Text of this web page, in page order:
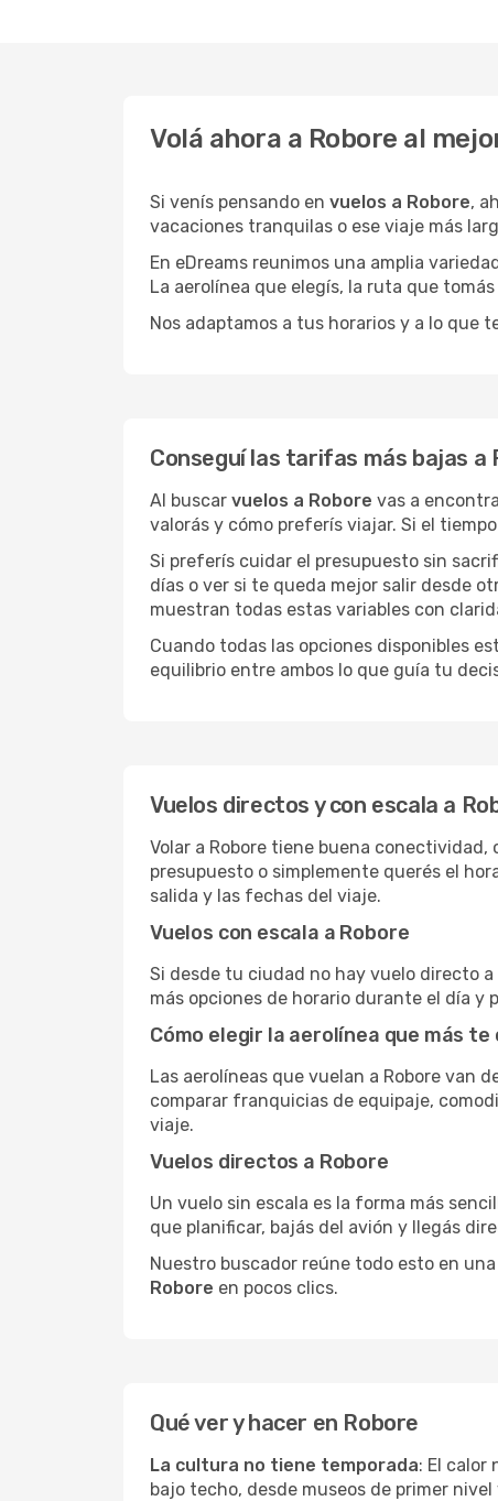
Volá ahora a Robore al
Si venís pensando en vuelos a Robore,
vacaciones tranquilas o ese viaje más
En eDreams reunimos una amplia
La aerolínea que elegís, la ruta que
Nos adaptamos a tus horarios y a lo que
Conseguí las tarifas más bajas a
Al buscar vuelos a Robore vas a
valorás y cómo preferís viajar. Si el
Si preferís cuidar el presupuesto sin
días o ver si te queda mejor salir desde
muestran todas estas variables con
Cuando todas las opciones disponibles
equilibrio entre ambos lo que guía tu
Vuelos directos y con escala a
Volar a Robore tiene buena
presupuesto o simplemente querés el
salida y las fechas del viaje.
Vuelos con escala a Robore
Si desde tu ciudad no hay vuelo directo
más opciones de horario durante el día
Cómo elegir la aerolínea que más te
Las aerolíneas que vuelan a Robore van
comparar franquicias de equipaje,
viaje.
Vuelos directos a Robore
Un vuelo sin escala es la forma más
que planificar, bajás del avión y llegás
Nuestro buscador reúne todo esto en
Robore en pocos clics.
Qué ver y hacer en Robore
La cultura no tiene temporada: El calor
bajo techo, desde museos de primer